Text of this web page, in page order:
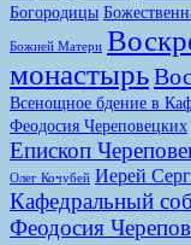
Богородицы
Божией Матери
монастырь
Всенощное бдение в
Феодосия Череповецких
Епископ
Олег Кочубей Иерей
Кафедральный
Феодосия